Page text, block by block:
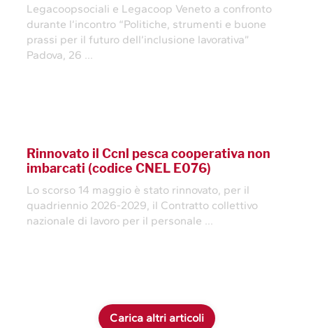
Legacoopsociali e Legacoop Veneto a confronto
durante l’incontro “Politiche, strumenti e buone
prassi per il futuro dell’inclusione lavorativa”
Padova, 26 ...
Rinnovato il Ccnl pesca cooperativa non
imbarcati (codice CNEL E076)
Lo scorso 14 maggio è stato rinnovato, per il
quadriennio 2026-2029, il Contratto collettivo
nazionale di lavoro per il personale ...
Carica altri articoli